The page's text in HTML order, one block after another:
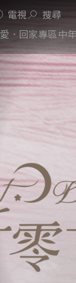
電視 搜尋
愛．回家專區中